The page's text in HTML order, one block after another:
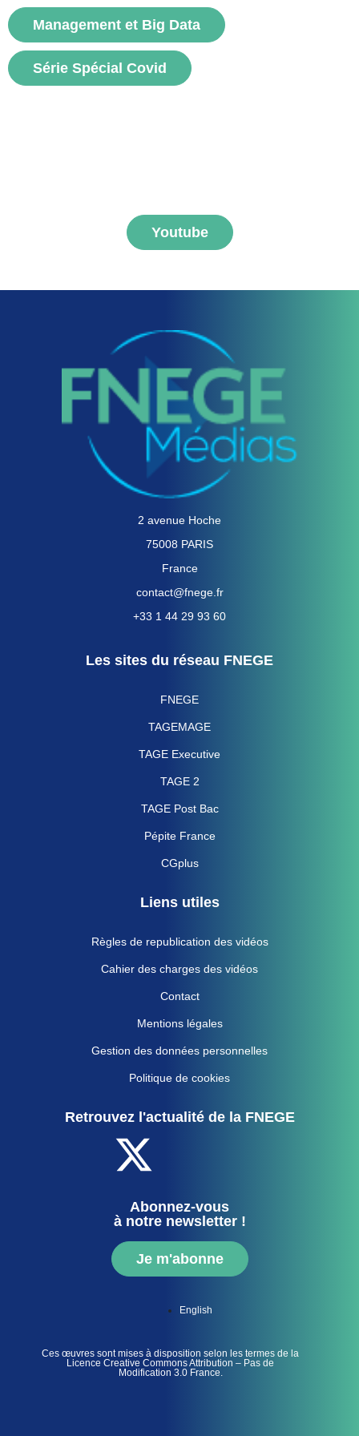
Management et Big Data
Série Spécial Covid
Youtube
2 avenue Hoche
75008 PARIS
France
contact@fnege.fr
+33 1 44 29 93 60
Les sites du réseau FNEGE
FNEGE
TAGEMAGE
TAGE Executive
TAGE 2
TAGE Post Bac
Pépite France
CGplus
Liens utiles
Règles de republication des vidéos
Cahier des charges des vidéos
Contact
Mentions légales
Gestion des données personnelles
Politique de cookies
Retrouvez l'actualité de la FNEGE
Abonnez-vous
à notre newsletter !
Je m'abonne
English
Ces œuvres sont mises à disposition selon les termes de la
Licence Creative Commons Attribution – Pas de
Modification 3.0 France.